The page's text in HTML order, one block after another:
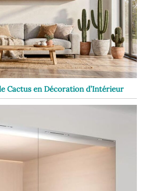
Cactus en Décoration d’Intérieur